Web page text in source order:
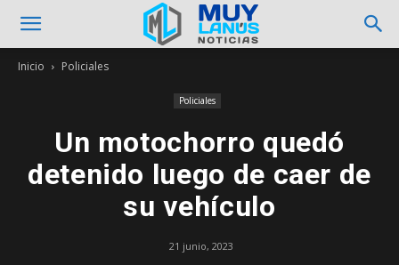
Inicio Policiales
Policiales
Un motochorro quedó
detenido luego de caer de
su vehículo
21 junio, 2023